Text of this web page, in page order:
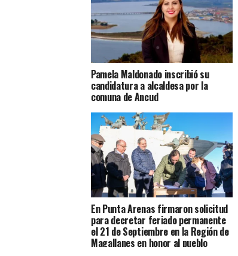
Pamela Maldonado inscribió su
candidatura a alcaldesa por la
comuna de Ancud
En Punta Arenas firmaron solicitud
para decretar feriado permanente
el 21 de Septiembre en la Región de
Magallanes en honor al pueblo